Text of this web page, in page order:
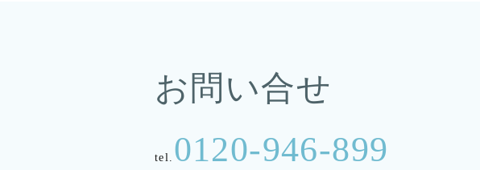
お問い合せ
tel. 0120-946-899